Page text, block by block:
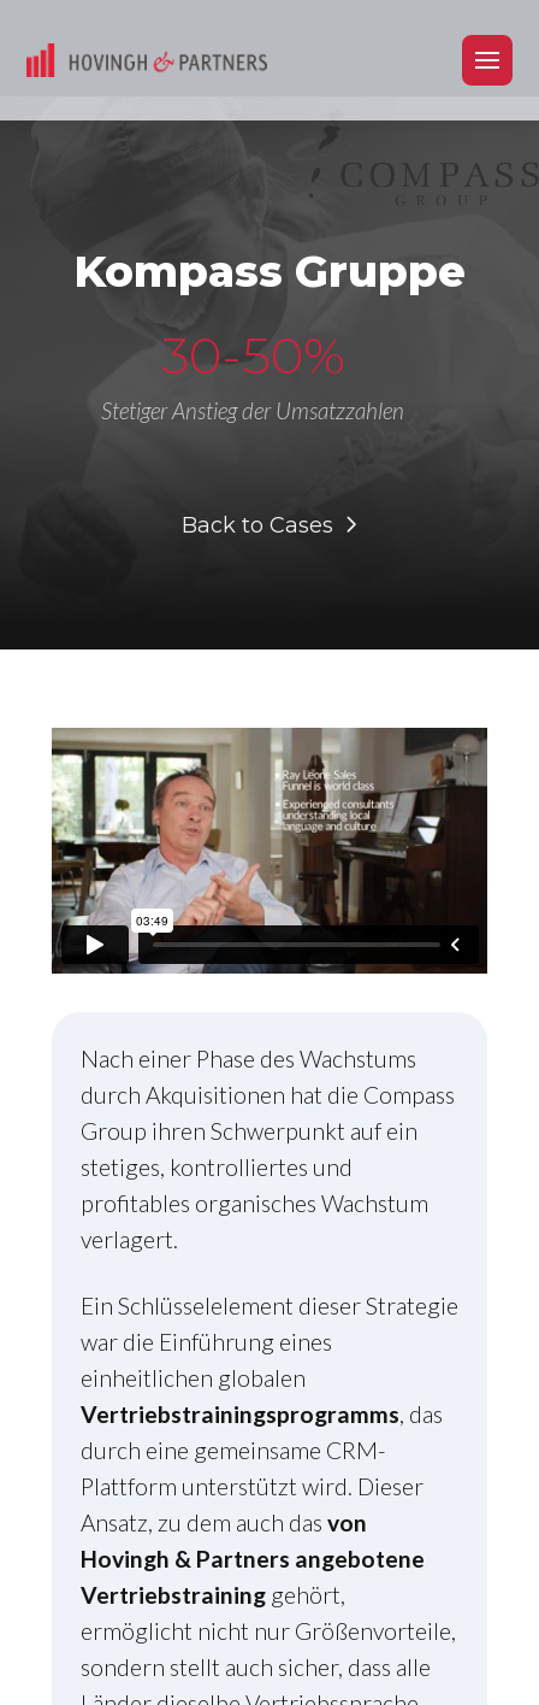
Kompass Gruppe
30-50%
Stetiger Anstieg der Umsatzzahlen
Back to Cases
Nach einer Phase des Wachstums
durch Akquisitionen hat die Compass
Group ihren Schwerpunkt auf ein
stetiges, kontrolliertes und
profitables organisches Wachstum
verlagert.
Ein Schlüsselelement dieser Strategie
war die Einführung eines
einheitlichen globalen
Vertriebstrainingsprogramms, das
durch eine gemeinsame CRM-
Plattform unterstützt wird. Dieser
Ansatz, zu dem auch das von
Hovingh & Partners angebotene
Vertriebstraininggehört,
ermöglicht nicht nur Größenvorteile,
sondern stellt auch sicher, dass alle